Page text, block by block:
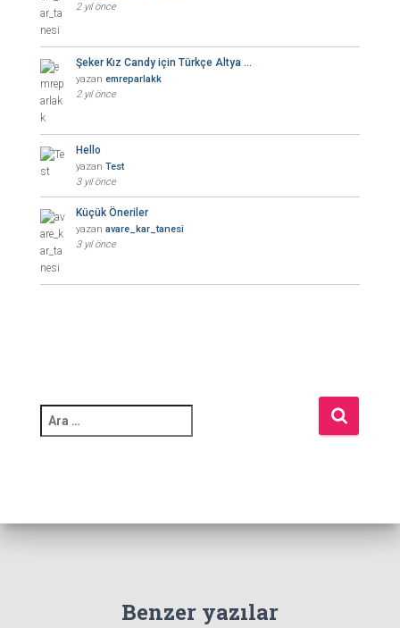
2 yıl önce
Şeker Kız Candy için Türkçe Altya …
yazan emreparlakk
2 yıl önce
Hello
yazan Test
3 yıl önce
Küçük Öneriler
yazan avare_kar_tanesi
3 yıl önce
r
Benzer yazılar